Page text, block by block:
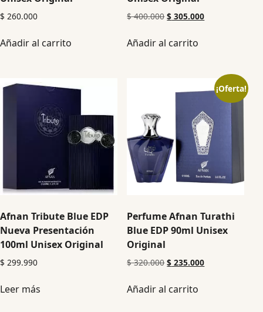
$ 260.000
Añadir al carrito
$400.000 $ 305.000
Añadir al carrito
Afnan Tribute Blue EDP
Nueva Presentación
100ml Unisex Original
$ 299.990
Leer más
¡Oferta!
Perfume Afnan Turathi
Blue EDP 90ml Unisex
Original
$320.000 $ 235.000
Añadir al carrito